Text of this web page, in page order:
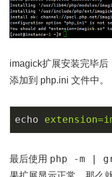
imagick扩展安装完毕后
添加到 php.ini 文件中。
echo
最后使用 php -m |